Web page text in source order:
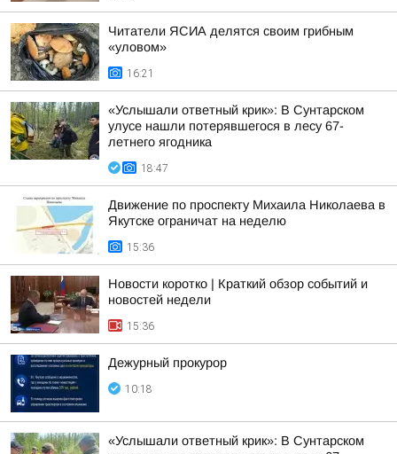
Читатели ЯСИА делятся своим грибным
«уловом»
16:21
«Услышали ответный крик»: В Сунтарском
улусе нашли потерявшегося в лесу 67-
летнего ягодника
18:47
Движение по проспекту Михаила Николаева в
Якутске ограничат на неделю
15:36
Новости коротко | Краткий обзор событий и
новостей недели
15:36
Дежурный прокурор
10:18
«Услышали ответный крик»: В Сунтарском